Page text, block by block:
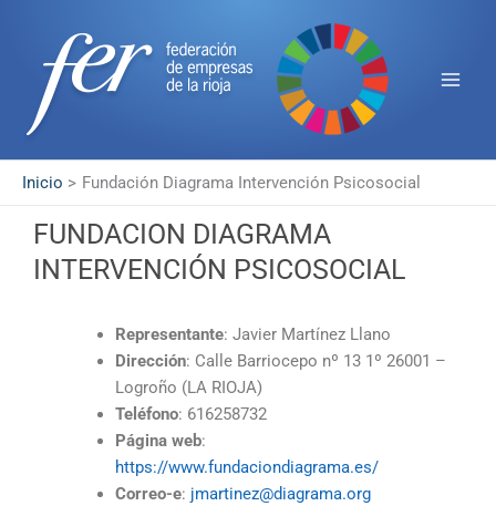
contenido
Inicio Fundación Diagrama Intervención Psicosocial
FUNDACION DIAGRAMA
INTERVENCIÓN PSICOSOCIAL
Representante: Javier Martínez Llano
Dirección: Calle Barriocepo nº 13 1º 26001 –
Logroño (LA RIOJA)
Teléfono: 616258732
Página web:
https://www.fundaciondiagrama.es/
Correo-e: jmartinez@diagrama.org